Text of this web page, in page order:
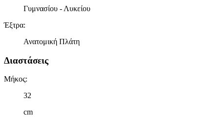
Γυμνασίου - Λυκείου
Έξτρα:
Ανατομική Πλάτη
Διαστάσεις
Μήκος:
32
cm